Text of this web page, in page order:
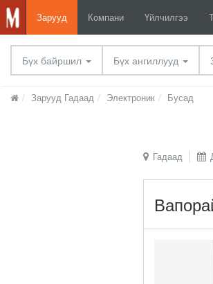
Зарууд Компани Үйлчилгээ
Бүх байршил Бүх ангиллууд
Зарууд Гадаад Электроник Бусад
Гадаад